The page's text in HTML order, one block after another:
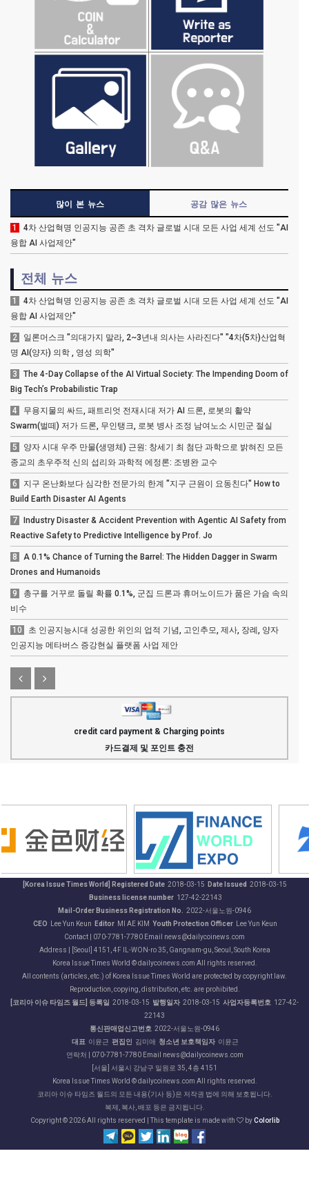
많이 본 뉴스 공감 많은 뉴스
1
4차 산업혁명 인공지능 공존 초 격차 글로벌 시대 모든 사업 세계 선도 "AI
융합 AI 사업제안"
전체 뉴스
1
4차 산업혁명 인공지능 공존 초 격차 글로벌 시대 모든 사업 세계 선도 "AI
융합 AI 사업제안"
2
일론머스크 "의대가지 말라, 2~3년내 의사는 사라진다" "4차(5차)산업혁
명 AI(양자) 의학 , 영성 의학"
3
The 4-Day Collapse of the AI Virtual Society: The Impending Doom of
Big Tech’s Probabilistic Trap
4
무용지물의 싸드, 패트리엇 전재시대 저가 AI 드론, 로봇의 활약
Swarm(벌떼) 저가 드론, 무인탱크, 로봇 병사 조정 남여노소 시민군 절실
5
양자 시대 우주 만물(생명체) 근원: 창세기 최 첨단 과학으로 밝혀진 모든
종교의 초우주적 신의 섭리와 과학적 에정론: 조병완 교수
6
지구 온난화보다 심각한 전문가의 한계 "지구 근원이 요동친다" How to
Build Earth Disaster AI Agents
7
Industry Disaster & Accident Prevention with Agentic AI Safety from
Reactive Safety to Predictive Intelligence by Prof. Jo
8
A 0.1% Chance of Turning the Barrel: The Hidden Dagger in Swarm
Drones and Humanoids
9
총구를 거꾸로 돌릴 확률 0.1%, 군집 드론과 휴머노이드가 품은 가슴 속의
비수
10
초 인공지능시대 성공한 위인의 업적 기념, 고인추모, 제사, 장례, 양자
인공지능 메타버스 증강현실 플랫폼 사업 제안
credit card payment & Charging points
카드결제 및 포인트 충전
[Korea Issue Times World] Registered Date2018-03-15 Date Issued 2018-03-15
Business license number127-42-22143
Mail-Order Business Registration No.
2022-서울노원-0946
CEO Lee Yun Keun Editor MI AE KIM Youth Protection Officer Lee Yun Keun
Contact | 070-7781-7780 Email news@dailycoinews.com
Address | [Seoul] 4151, 4F IL-WON-ro 35, Gangnam-gu, Seoul, South Korea
Korea Issue Times World © dailycoinews.com All rights reserved.
All contents (articles, etc.) of Korea Issue Times World are protected by copyright law.
Reproduction, copying, distribution, etc. are prohibited.
[코리아 이슈 타임즈 월드] 등록일 2018-03-15 발행일자 2018-03-15 사업자등록번호 127-42-
22143
통신판매업신고번호 2022-서울노원-0946
대표 이윤근 편집인 김미애 청소년 보호책임자 이윤근
연락처 | 070-7781-7780 Email news@dailycoinews.com
[서울] 서울시 강남구 일원로 35, 4층 4151
Korea Issue Times World © dailycoinews.com All rights reserved.
코리아 이슈 타임즈 월드의 모든 내용(기사 등)은 저작권 법에 의해 보호됩니다.
복제, 복사, 배포 등은 금지됩니다.
Copyright ©2026 All rights reserved | This template is made with byColorlib